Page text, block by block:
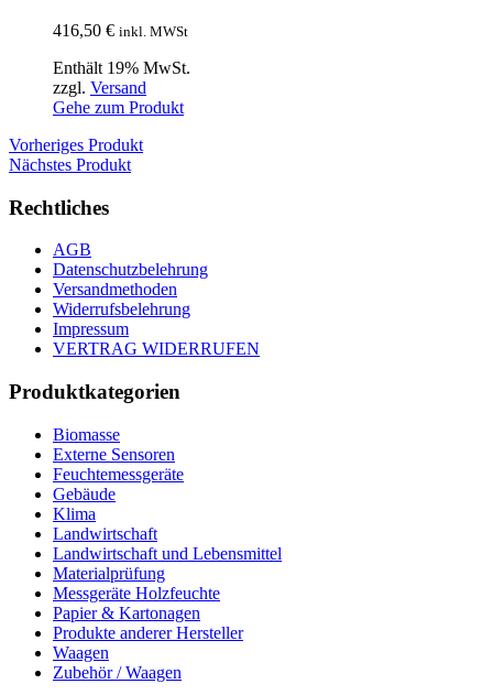
416,50 € inkl. MWSt
Enthält 19% MwSt.
zzgl. Versand
Gehe zum Produkt
Vorheriges Produkt
Nächstes Produkt
Rechtliches
AGB
Datenschutzbelehrung
Versandmethoden
Widerrufsbelehrung
Impressum
VERTRAG WIDERRUFEN
Produktkategorien
Biomasse
Externe Sensoren
Feuchtemessgeräte
Gebäude
Klima
Landwirtschaft
Landwirtschaft und Lebensmittel
Materialprüfung
Messgeräte Holzfeuchte
Papier & Kartonagen
Produkte anderer Hersteller
Waagen
Zubehör / Waagen